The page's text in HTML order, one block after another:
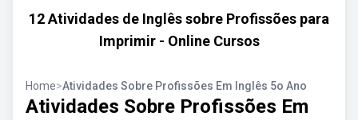
12 Atividades de Inglês sobre Profissões para
Imprimir - Online Cursos
Home>Atividades Sobre Profissões Em Inglês 5o Ano
Atividades Sobre Profissões Em